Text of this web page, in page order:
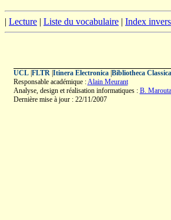
| Lecture | Liste du vocabulaire | Index
UCL| FLTR| Itinera Electronica| Bibliotheca
Responsable académique :Alain Meurant
Analyse, design et réalisation informatiques : B.
Dernière mise à jour : 22/11/2007